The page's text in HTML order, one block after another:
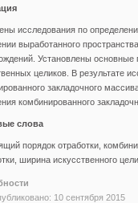
исследования по
выработанного
Установлены основные
целиков. В результате
закладочного
комбинированного
слова
порядок отработки,
ширина искусственного
10 сентября 2015